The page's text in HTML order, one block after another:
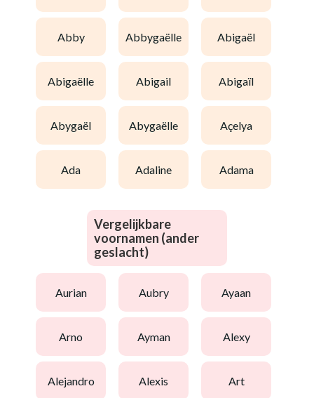
abby abbygaëlle abigaël
abigaëlle abigail abigaïl
abygaël abygaëlle açelya
ada adaline adama
Vergelijkbare
voornamen (ander
geslacht)
aurian aubry ayaan
arno ayman alexy
alejandro alexis art